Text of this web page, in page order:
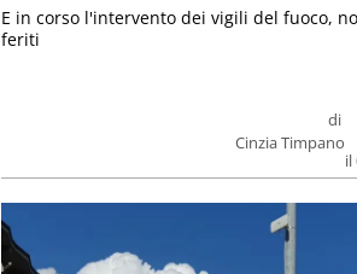
di
Cinzia Timpano
il
E in corso l'intervento dei vigili del fuoco,
feriti